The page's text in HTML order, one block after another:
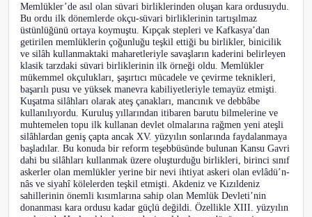
Memlükler’de asıl olan süvari birliklerinden oluşan kara ordusuydu.
Bu ordu ilk dönemlerde okçu-süvari birliklerinin tartışılmaz
üstünlüğünü ortaya koymuştu. Kıpçak stepleri ve Kafkasya’dan
getirilen memlüklerin çoğunluğu teşkil ettiği bu birlikler, binicilik
ve silâh kullanmaktaki maharetleriyle savaşların kaderini belirleyen
klasik tarzdaki süvari birliklerinin ilk örneği oldu. Memlükler
mükemmel okçulukları, şaşırtıcı mücadele ve çevirme teknikleri,
başarılı pusu ve yüksek manevra kabiliyetleriyle temayüz etmişti.
Kuşatma silâhları olarak ateş çanakları, mancınık ve debbâbe
kullanılıyordu. Kuruluş yıllarından itibaren barutu bilmelerine ve
muhtemelen topu ilk kullanan devlet olmalarına rağmen yeni ateşli
silâhlardan geniş çapta ancak XV. yüzyılın sonlarında faydalanmaya
başladılar. Bu konuda bir reform teşebbüsünde bulunan Kansu Gavri
dahi bu silâhları kullanmak üzere oluşturduğu birlikleri, birinci sınıf
askerler olan memlükler yerine bir nevi ihtiyat askeri olan evlâdü’n-
nâs ve siyahî kölelerden teşkil etmişti. Akdeniz ve Kızıldeniz
sahillerinin önemli kısımlarına sahip olan Memlük Devleti’nin
donanması kara ordusu kadar güçlü değildi. Özellikle XIII. yüzyılın